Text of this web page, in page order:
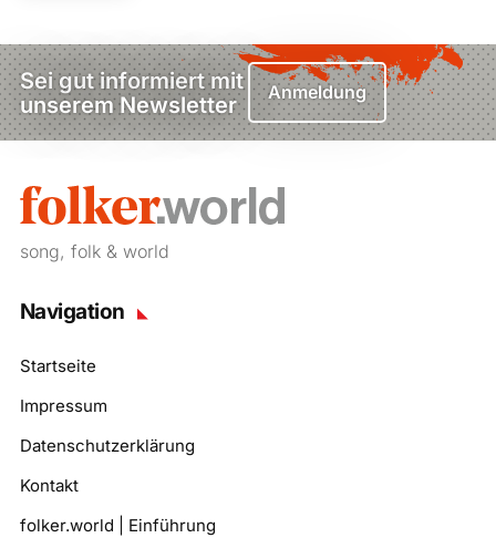
Sei gut informiert mit
unserem Newsletter
Anmeldung
song, folk & world
Navigation
Startseite
Impressum
Datenschutzerklärung
Kontakt
folker.world | Einführung